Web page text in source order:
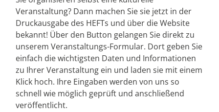
Veranstaltung? Dann machen Sie sie jetzt in der
Druckausgabe des HEFTs und über die Website
bekannt! Über den Button gelangen Sie direkt zu
unserem Veranstaltungs-Formular. Dort geben Sie
einfach die wichtigsten Daten und Informationen
zu Ihrer Veranstaltung ein und laden sie mit einem
Klick hoch. Ihre Eingaben werden von uns so
schnell wie möglich geprüft und anschließend
veröffentlicht.